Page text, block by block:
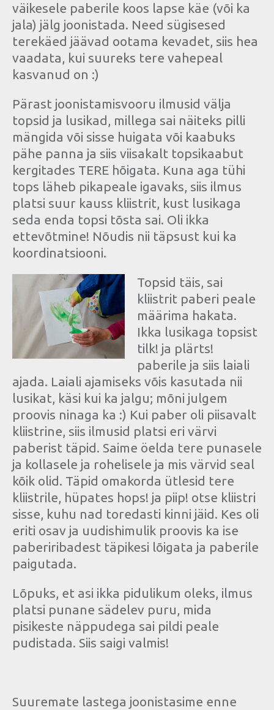
väikesele paberile koos lapse käe (või ka
jala) jälg joonistada. Need sügisesed
terekäed jäävad ootama kevadet, siis hea
vaadata, kui suureks tere vahepeal
kasvanud on :)
Pärast joonistamisvooru ilmusid välja
topsid ja lusikad, millega sai näiteks pilli
mängida või sisse huigata või kaabuks
pähe panna ja siis viisakalt topsikaabut
kergitades TERE hõigata. Kuna aga tühi
tops läheb pikapeale igavaks, siis ilmus
platsi suur kauss kliistrit, kust lusikaga
seda enda topsi tõsta sai. Oli ikka
ettevõtmine! Nõudis nii täpsust kui ka
koordinatsiooni.
Topsid täis, sai
kliistrit paberi peale
määrima hakata.
Ikka lusikaga topsist
tilk! ja plärts!
paberile ja siis laiali
ajada. Laiali ajamiseks võis kasutada nii
lusikat, käsi kui ka jalgu; mõni julgem
proovis ninaga ka :) Kui paber oli piisavalt
kliistrine, siis ilmusid platsi eri värvi
paberist täpid. Saime öelda tere punasele
ja kollasele ja rohelisele ja mis värvid seal
kõik olid. Täpid omakorda ütlesid tere
kliistrile, hüpates hops! ja piip! otse kliistri
sisse, kuhu nad toredasti kinni jäid. Kes oli
eriti osav ja uudishimulik proovis ka ise
paberiribadest täpikesi lõigata ja paberile
paigutada.
Lõpuks, et asi ikka pidulikum oleks, ilmus
platsi punane sädelev puru, mida
pisikeste näppudega sai pildi peale
pudistada. Siis saigi valmis!
Suuremate lastega joonistasime enne